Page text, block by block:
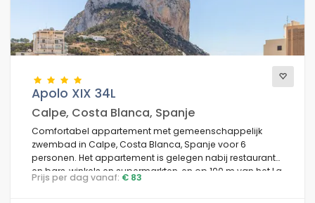
Apolo XIX 34L
Calpe, Costa Blanca, Spanje
Comfortabel appartement met gemeenschappelijk
zwembad in Calpe, Costa Blanca, Spanje voor 6
personen. Het appartement is gelegen nabij restaurants
en bars, winkels en supermarkten, en op 100 m van het La
Fossa / Levante strand.
Prijs per dag vanaf: € 83